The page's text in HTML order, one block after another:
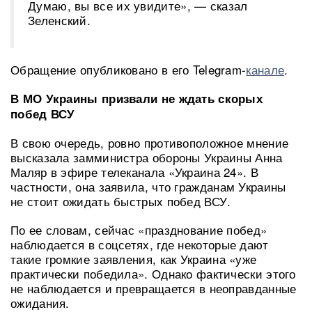
Думаю, вы все их увидите», — сказал
Зеленский.
Обращение опубликовано в его Telegram-канале.
В МО Украины призвали не ждать скорых
побед ВСУ
В свою очередь, ровно противоположное мнение
высказала замминистра обороны Украины Анна
Маляр в эфире телеканала «Украина 24». В
частности, она заявила, что гражданам Украины
не стоит ожидать быстрых побед ВСУ.
По ее словам, сейчас «празднование побед»
наблюдается в соцсетях, где некоторые дают
такие громкие заявления, как Украина «уже
практически победила». Однако фактически этого
не наблюдается и превращается в неоправданные
ожидания.